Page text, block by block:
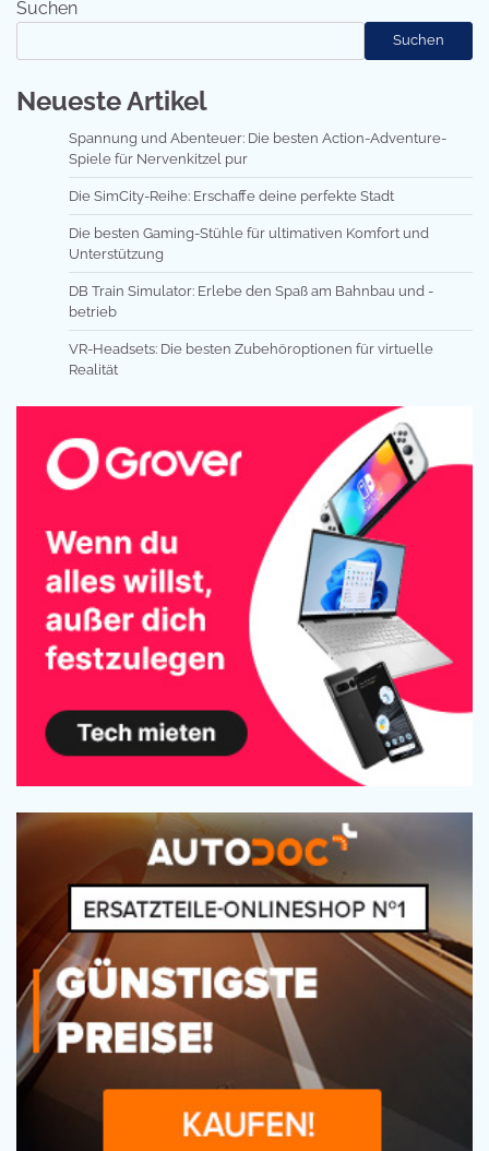
Suchen
Suchen
Neueste Artikel
Spannung und Abenteuer: Die besten Action-Adventure-
Spiele für Nervenkitzel pur
Die SimCity-Reihe: Erschaffe deine perfekte Stadt
Die besten Gaming-Stühle für ultimativen Komfort und
Unterstützung
DB Train Simulator: Erlebe den Spaß am Bahnbau und -
betrieb
VR-Headsets: Die besten Zubehöroptionen für virtuelle
Realität